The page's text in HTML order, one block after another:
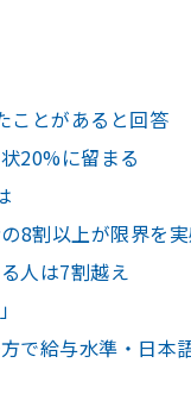
ことがあると回答
20%に留まる
8割以上が限界を
人は7割越え
で給与水準・日本